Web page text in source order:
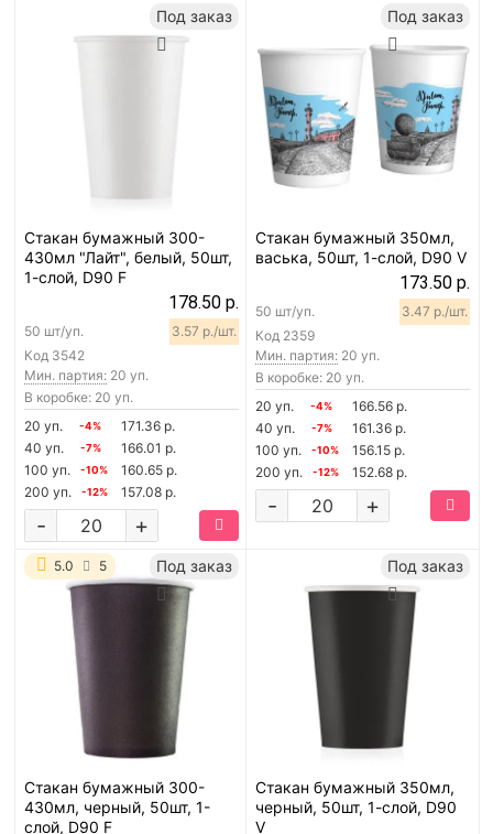
Под заказ
Стакан бумажный 300-
430мл "Лайт", белый, 50шт,
1-слой, D90 F
178.50 р.
Код 3542
50 шт/уп. 3.57 р./шт.
Мин. партия: 20 уп.
В коробке: 20 уп.
20 уп.
-4%
171.36 р.
40 уп.
-7%
166.01 р.
100 уп.
-10%
160.65 р.
200 уп.
-12% 157.08 р.
+
-
Под заказ
Стакан бумажный 350мл,
васька, 50шт, 1-слой, D90 V
173.50 р.
Код 2359
50 шт/уп. 3.47 р./шт.
Мин. партия: 20 уп.
В коробке: 20 уп.
20 уп.
-4%
166.56 р.
40 уп.
-7%
161.36 р.
100 уп.
-10%
156.15 р.
200 уп.
-12% 152.68 р.
+
-
5.0 5 Под заказ
Стакан бумажный 300-
430мл, черный, 50шт, 1-
слой, D90 F
Под заказ
Стакан бумажный 350мл,
черный, 50шт, 1-слой, D90
V